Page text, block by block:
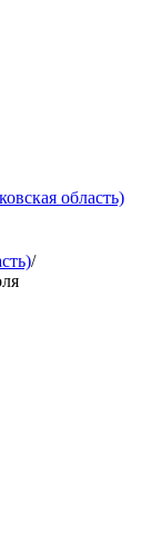
область)
/